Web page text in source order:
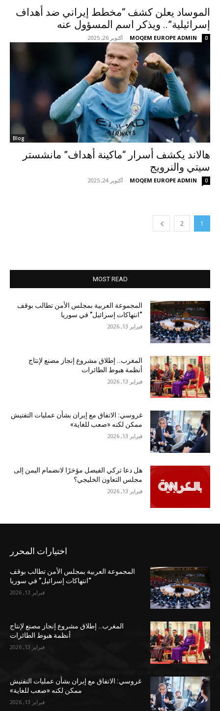
الموساد يعلن كشف “مخطط إيراني ضد أهداف
إسرائيلية”.. ويذكر اسم المسؤول عنه
MOQEM EUROPE ADMIN
- أكتوبر 26, 2025 0
Blog
هالاند يكشف أسرار “ماكينة أهداف” مانشستر
سيتي والنرويج
MOQEM EUROPE ADMIN
- أكتوبر 24, 2025 0
1
2
MOST READ
المجموعة العربية بمجلس الأمن تطالب بوقف
“انتهاكات إسرائيل” في سوريا
فبراير 13, 2026
المغرب.. إطلاق مشروع إنجاز مصنع لإنتاج
أنظمة هبوط الطائرات
فبراير 13, 2026
غروسي: الاتفاق مع إيران بشأن عمليات التفتيش
ممكن لكنه «صعب للغاية»
فبراير 13, 2026
هل دعا تركي الفيصل مؤخرًا لانضمام اليمن إلى
مجلس التعاون الخليجي؟
فبراير 13, 2026
اختيارات المحرر
المجموعة العربية بمجلس الأمن تطالب بوقف
“انتهاكات إسرائيل” في سوريا
فبراير 13, 2026
المغرب.. إطلاق مشروع إنجاز مصنع لإنتاج
أنظمة هبوط الطائرات
فبراير 13, 2026
غروسي: الاتفاق مع إيران بشأن عمليات التفتيش
ممكن لكنه «صعب للغاية»
فبراير 13, 2026